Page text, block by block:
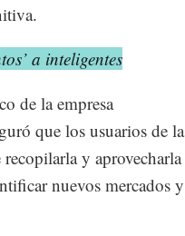
a inteligentes
de la empresa
que los usuarios de la
y aprovecharla
nuevos mercados y